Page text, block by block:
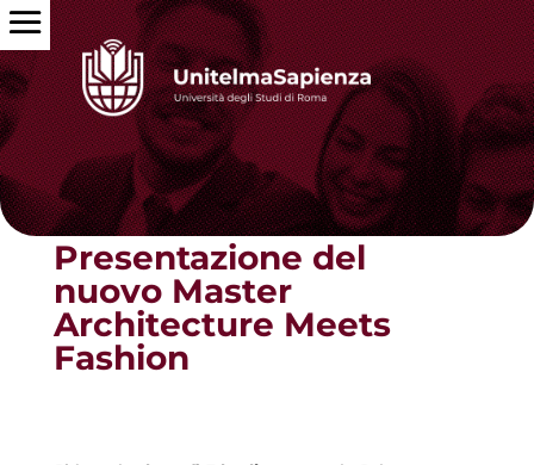
Torna alle news
Presentazione del
nuovo Master
Architecture Meets
Fashion